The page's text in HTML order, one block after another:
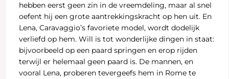
hebben eerst geen zin in de vreemdeling, maar al snel
oefent hij een grote aantrekkingskracht op hen uit. En
Lena, Caravaggio’s favoriete model, wordt dodelijk
verliefd op hem. Will is tot wonderlijke dingen in staat:
bijvoorbeeld op een paard springen en erop rijden
terwijl er helemaal geen paard is. De mannen, en
vooral Lena, proberen tevergeefs hem in Rome te